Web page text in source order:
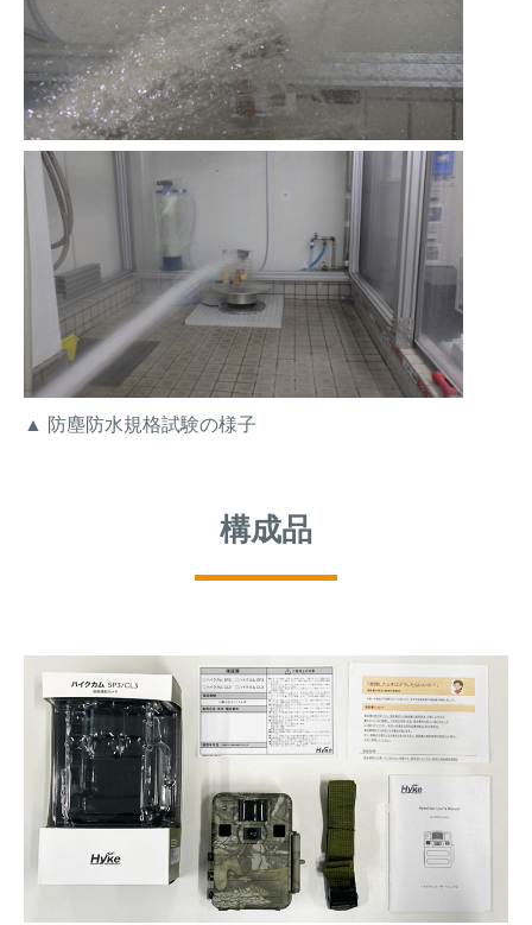
▲ 防塵防水規格試験の様子
構成品